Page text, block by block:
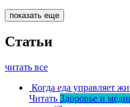
показать еще
Статьи
читать все
Когда еда управляет
Читать Здоровье и